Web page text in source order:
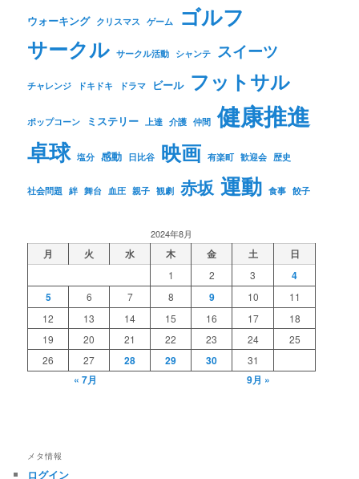
ウォーキング クリスマス ゲーム ゴルフ
サークル サークル活動 シャンテ スイーツ
チャレンジ ドキドキ ドラマ ビール フットサル
ポップコーン ミステリー 上達 介護 仲間 健康推進
卓球 塩分 感動 日比谷 映画 有楽町 歓迎会 歴史
社会問題 絆 舞台 血圧 親子 観劇 赤坂 運動 食事 餃子
2024年8月
月 火 水 木 金 土 日
1 2 3
4
5
6 7 8 9 10
11
12
13 14 15 16 17
18
19
20 21 22 23 24
25
26
27 28 29 30 31
« 7月 9月 »
メタ情報
ログイン